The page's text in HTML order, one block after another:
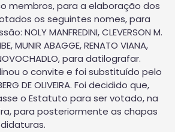
membros, para a elaboração dos
os seguintes nomes, para
NOLY MANFREDINI, CLEVERSON M.
MUNIR ABAGGE, RENATO VIANA,
para datilografar.
o convite e foi substituído pelo
DE OLIVEIRA. Foi decidido que,
o Estatuto para ser votado, na
para posteriormente as chapas